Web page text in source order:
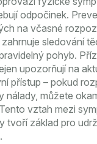
odpočinek.
na včasné
zahrnuje sledování
pohyb.
upozorňují na
přístup – pokud
nálady, můžete
vztah mezi
tvoří základ pro